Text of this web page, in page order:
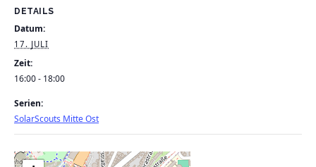
DETAILS
Datum:
17. JULI
Zeit:
16:00 - 18:00
Serien:
SolarScouts Mitte Ost